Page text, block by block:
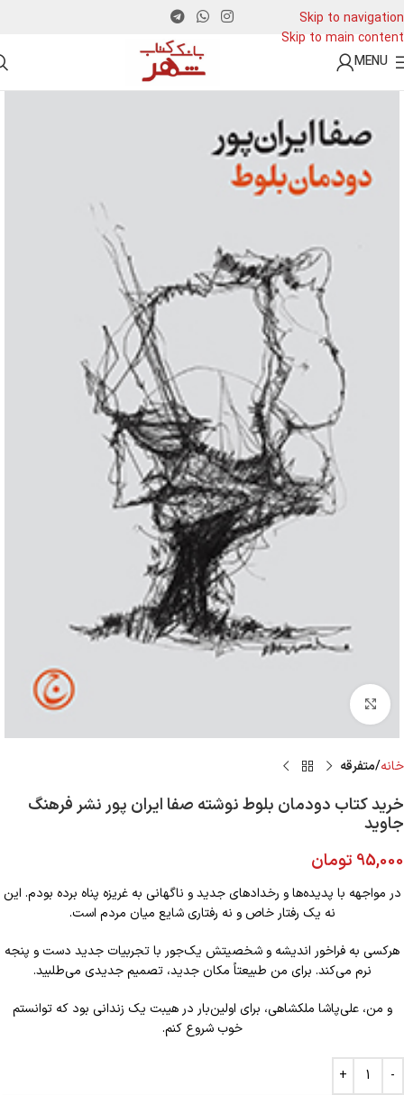
Skip to navigation
Skip to main content
MENU
Click to enlarge
خانه متفرقه
خرید کتاب دودمان بلوط نوشته صفا ایران پور نشر فرهنگ
جاوید
95,000 تومان
در مواجهه با پدیده‌ها و رخدادهای جدید و ناگهانی به غریزه پناه برده بودم. این
نه یک رفتار خاص و نه رفتاری شایع میان مردم است.
هرکسی به فراخور اندیشه و شخصیتش یک‌جور با تجربیات جدید دست و پنجه
نرم می‌کند. برای من طبیعتاً مکان جدید، تصمیم جدیدی می‌طلبید.
و من، علی‌پاشا ملکشاهی، برای اولین‌بار در هیبت یک زندانی بود که توانستم
خوب شروع کنم.